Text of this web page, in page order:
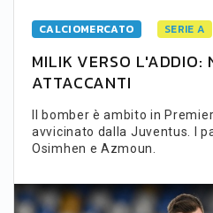
CALCIOMERCATO SERIE A
MILIK VERSO L'ADDIO:
ATTACCANTI
Il bomber è ambito in
avvicinato dalla Juventus. I
Osimhen e Azmoun.